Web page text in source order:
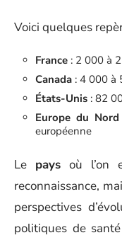
Voici quelques
France : 2 000 à
Canada : 4 000 à
États-Unis : 82
Europe du Nord
européenne
Le pays où l’on
reconnaissance,
perspectives
politiques de